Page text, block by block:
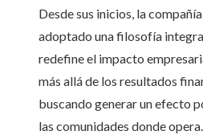
Desde sus inicios, la
adoptado una filosofía
redefine el impacto
más allá de los resultados
buscando generar un efecto
las comunidades donde opera.